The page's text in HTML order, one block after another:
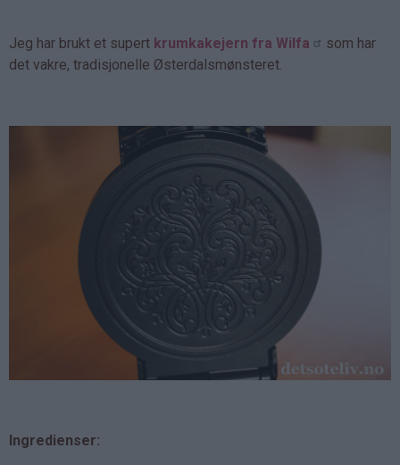
Jeg har brukt et supert krumkakejern fra Wilfa
som har
det vakre, tradisjonelle Østerdalsmønsteret.
Ingredienser: